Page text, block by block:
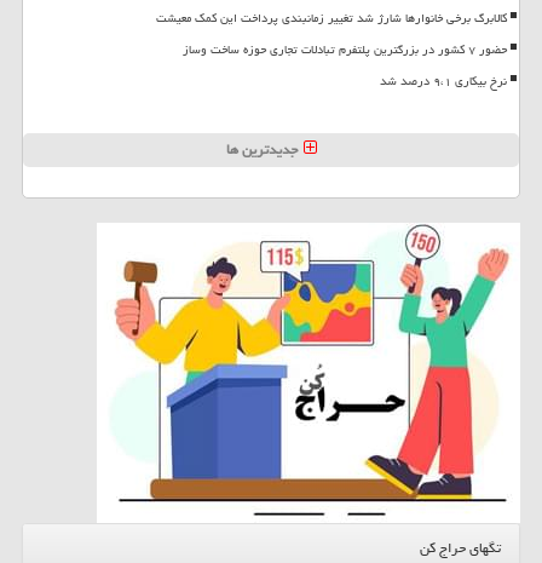
کالابرگ برخی خانوارها شارژ شد تغییر زمانبندی پرداخت این کمک معیشت
حضور ۷ کشور در بزرگترین پلتفرم تبادلات تجاری حوزه ساخت وساز
نرخ بیکاری ۹،۱ درصد شد
جدیدترین ها
تگهای حراج کن